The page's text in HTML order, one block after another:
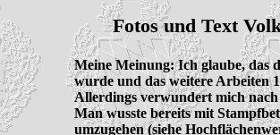
Fotos und Text
Meine Meinung: Ich glaube, das
wurde und das weitere Arbeiten
Allerdings verwundert mich
Man wusste bereits mit
umzugehen (siehe